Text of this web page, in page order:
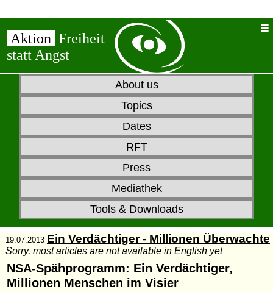
Aktion Freiheit
statt Angst
About us
Topics
Dates
RFT
Press
Mediathek
Tools & Downloads
19.07.2013 Ein Verdächtiger - Millionen Überwachte
Sorry, most articles are not available in English yet
NSA-Spähprogramm: Ein Verdächtiger,
Millionen Menschen im Visier